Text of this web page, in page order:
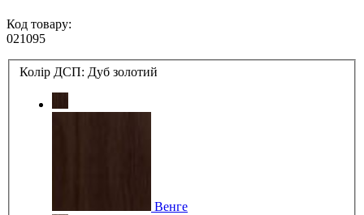
Код товару:
021095
Колір ДСП: Дуб золотий
Венге